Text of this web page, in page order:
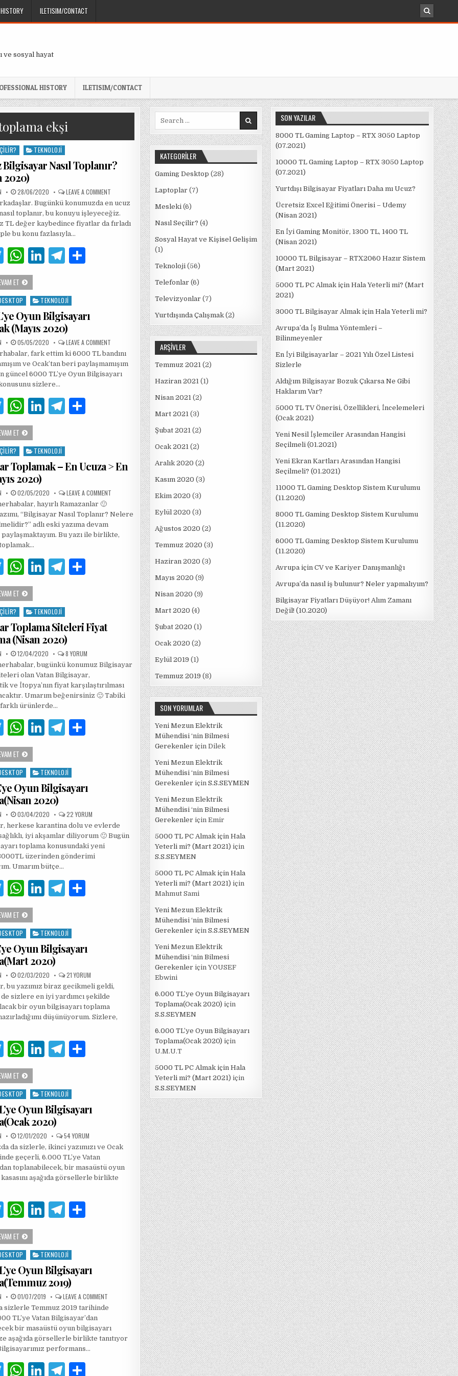
ILETISIM/CONTACT
sosyal hayat
HISTORY ILETISIM/CONTACT
ekşi
TEKNOLOJI
Bilgisayar Nasıl Toplanır?
2020)
PUBLISHED
DATE:
28/06/2020 LEAVE A COMMENT
UCUZ
BILGISAYAR
NASIL
TOPLANIR?
(HAZIRAN
Bugünkü konumuzda en ucuz
toplanır, bu konuyu işleyeceğiz.
TL değer kaybedince fiyatlar da fırladı
bu konu fazlasıyla…
T
w
it
te
r
W
h
at
s
A
p
p
Li
e
dI
n
T
g
ra
m
ET EN
UCUZ
BILGISAYAR
NASIL
TOPLANIR?
(HAZIRAN
2020)
TEKNOLOJI
Oyun Bilgisayarı
(Mayıs 2020)
PUBLISHED
DATE:
05/05/2020 LEAVE A COMMENT
TL’YE
BILGISAYARI
TOPLAMAK
(MAYIS
fark ettim ki 6000 TL bandını
ve Ocak’tan beri paylaşmamışım
güncel 6000 TL’ye Oyun Bilgisayarı
sizlere…
T
w
it
te
r
W
h
at
s
A
p
p
Li
e
dI
n
T
ra
m
ET 6000
TL’YE
OYUN
BILGISAYARI
TOPLAMAK
(MAYIS
2020)
TEKNOLOJI
Toplamak – En Ucuza > En
2020)
PUBLISHED
DATE:
02/05/2020 LEAVE A COMMENT
–
EN
EN
hayırlı Ramazanlar 🙂
“Bilgisayar Nasıl Toplanır? Nelere
adlı eski yazıma devam
Bu yazı ile birlikte,
T
w
it
te
r
W
h
at
s
A
p
p
Li
e
dI
n
T
ra
m
ET BILGISAYAR
TOPLAMAK
–
UCUZA
>
EN
İYISI
(MAYIS
2020)
TEKNOLOJI
Toplama Siteleri Fiyat
(Nisan 2020)
PUBLISHED
DATE:
12/04/2020 BILGISAYAR
TOPLAMA
SITELERI
FIYAT
KIYASLAMA
(NISAN
2020)
IÇIN
8 YORUM
bugünkü konumuz Bilgisayar
olan Vatan Bilgisayar,
ve İtopya’nın fiyat karşılaştırılması
Umarım beğenirsiniz 🙂 Tabiki
ürünlerde…
T
w
it
te
r
W
h
at
s
A
p
p
Li
e
dI
n
T
g
ra
m
ET BILGISAYAR
TOPLAMA
SITELERI
FIYAT
KIYASLAMA
(NISAN
2020)
TEKNOLOJI
Oyun Bilgisayarı
2020)
PUBLISHED
DATE:
03/04/2020 8000TL’YE
OYUN
BILGISAYARI
TOPLAMA(NISAN
2020)
IÇIN
22 YORUM
herkese karantina dolu ve evlerde
sağlıklı, iyi akşamlar diliyorum 🙂 Bugün
toplama konusundaki yeni
üzerinden gönderimi
Umarım bütçe…
T
w
it
te
r
W
h
at
s
A
p
p
Li
e
dI
n
T
g
ra
m
ET 8000TL’YE
OYUN
BILGISAYARI
TOPLAMA(NISAN
2020)
TEKNOLOJI
Oyun Bilgisayarı
2020)
PUBLISHED
DATE:
02/03/2020 4000TL’YE
OYUN
BILGISAYARI
TOPLAMA(MART
2020)
IÇIN
21 YORUM
bu yazımız biraz gecikmeli geldi,
sizlere en iyi yardımcı şekilde
bir oyun bilgisayarı toplama
düşünüyorum. Sizlere,
T
w
it
te
r
W
h
at
s
A
p
p
Li
e
dI
n
T
g
ra
m
ET 4000TL’YE
OYUN
BILGISAYARI
TOPLAMA(MART
2020)
TEKNOLOJI
Oyun Bilgisayarı
2020)
PUBLISHED
DATE:
12/01/2020 6.000
TL’YE
OYUN
BILGISAYARI
TOPLAMA(OCAK
2020)
IÇIN
54 YORUM
da sizlerle, ikinci yazımızı ve Ocak
geçerli, 6.000 TL’ye Vatan
toplanabilecek, bir masaüstü oyun
aşağıda görsellerle birlikte
T
w
it
te
r
W
h
at
s
A
p
p
Li
e
dI
n
T
g
ra
m
ET 6.000
TL’YE
OYUN
BILGISAYARI
TOPLAMA(OCAK
2020)
TEKNOLOJI
Oyun Bilgisayarı
2019)
PUBLISHED
DATE:
01/07/2019 LEAVE A COMMENT
TL’YE
TOPLAMA(TEMMUZ
2019)
sizlerle Temmuz 2019 tarihinde
TL’ye Vatan Bilgisayar’dan
bir masaüstü oyun bilgisayarı
aşağıda görsellerle birlikte tanıtıyor
performans…
T
W Li T
KATEGORILER
Gaming Desktop (28)
Laptoplar (7)
Mesleki(6)
Nasıl Seçilir? (4)
Sosyal Hayat ve Kişisel Gelişim
(1)
Teknoloji(56)
Telefonlar (6)
Televizyonlar (7)
Yurtdışında Çalışmak(2)
ARŞIVLER
Temmuz 2021(2)
Haziran 2021(1)
Nisan 2021(2)
Mart 2021(3)
Şubat 2021(2)
Ocak 2021(2)
Aralık 2020 (2)
Kasım 2020 (3)
Ekim 2020 (3)
Eylül 2020 (3)
Ağustos 2020 (2)
Temmuz 2020 (3)
Haziran 2020 (3)
Mayıs 2020 (9)
Nisan 2020 (9)
Mart 2020 (4)
Şubat 2020 (1)
Ocak 2020 (2)
Eylül 2019 (1)
Temmuz 2019 (8)
SON YORUMLAR
Yeni Mezun Elektrik
Mühendisi ‘nin Bilmesi
Gerekenler için Dilek
Yeni Mezun Elektrik
Mühendisi ‘nin Bilmesi
Gerekenler için S.S.SEYMEN
Yeni Mezun Elektrik
Mühendisi ‘nin Bilmesi
Gerekenler için Emir
5000 TL PC Almak için Hala
Yeterli mi? (Mart 2021) için
S.S.SEYMEN
5000 TL PC Almak için Hala
Yeterli mi? (Mart 2021) için
Mahmut Sami
Yeni Mezun Elektrik
Mühendisi ‘nin Bilmesi
Gerekenler için S.S.SEYMEN
Yeni Mezun Elektrik
Mühendisi ‘nin Bilmesi
Gerekenler için YOUSEF
Ebwini
6.000 TL’ye Oyun Bilgisayarı
Toplama(Ocak 2020) için
S.S.SEYMEN
6.000 TL’ye Oyun Bilgisayarı
Toplama(Ocak 2020) için
U.M.U.T
5000 TL PC Almak için Hala
Yeterli mi? (Mart 2021) için
S.S.SEYMEN
SON YAZILAR
8000 TL Gaming Laptop – RTX 3050 Laptop
(07.2021)
10000 TL Gaming Laptop – RTX 3050 Laptop
(07.2021)
Yurtdışı Bilgisayar Fiyatları Daha mı Ucuz?
Ücretsiz Excel Eğitimi Önerisi – Udemy
(Nisan 2021)
En İyi Gaming Monitör, 1300 TL, 1400 TL
(Nisan 2021)
10000 TL Bilgisayar – RTX2060 Hazır Sistem
(Mart 2021)
5000 TL PC Almak için Hala Yeterli mi? (Mart
2021)
3000 TL Bilgisayar Almak için Hala Yeterli mi?
Avrupa’da İş Bulma Yöntemleri –
Bilinmeyenler
En İyi Bilgisayarlar – 2021 Yılı Özel Listesi
Sizlerle
Aldığım Bilgisayar Bozuk Çıkarsa Ne Gibi
Haklarım Var?
5000 TL TV Önerisi, Özellikleri, İncelemeleri
(Ocak 2021)
Yeni Nesil İşlemciler Arasından Hangisi
Seçilmeli (01.2021)
Yeni Ekran Kartları Arasından Hangisi
Seçilmeli? (01.2021)
11000 TL Gaming Desktop Sistem Kurulumu
(11.2020)
8000 TL Gaming Desktop Sistem Kurulumu
(11.2020)
6000 TL Gaming Desktop Sistem Kurulumu
(11.2020)
Avrupa için CV ve Kariyer Danışmanlığı
Avrupa’da nasıl iş bulunur? Neler yapmalıyım?
Bilgisayar Fiyatları Düşüyor! Alım Zamanı
Değil! (10.2020)